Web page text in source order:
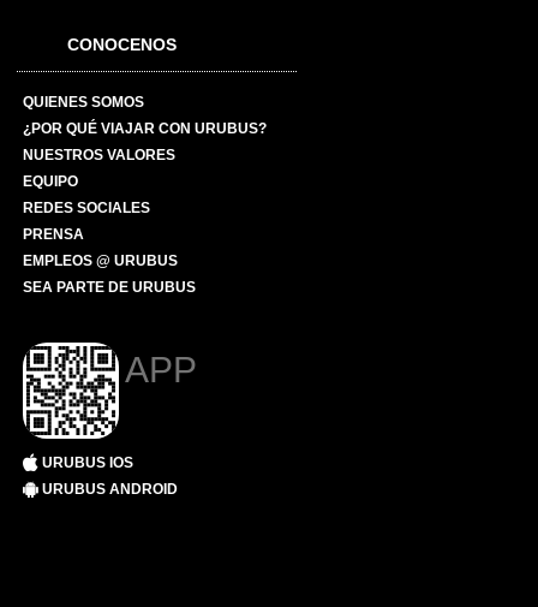
CONOCENOS
QUIENES SOMOS
¿POR QUÉ VIAJAR CON URUBUS?
NUESTROS VALORES
EQUIPO
REDES SOCIALES
PRENSA
EMPLEOS @ URUBUS
SEA PARTE DE URUBUS
APP
URUBUS IOS
URUBUS ANDROID